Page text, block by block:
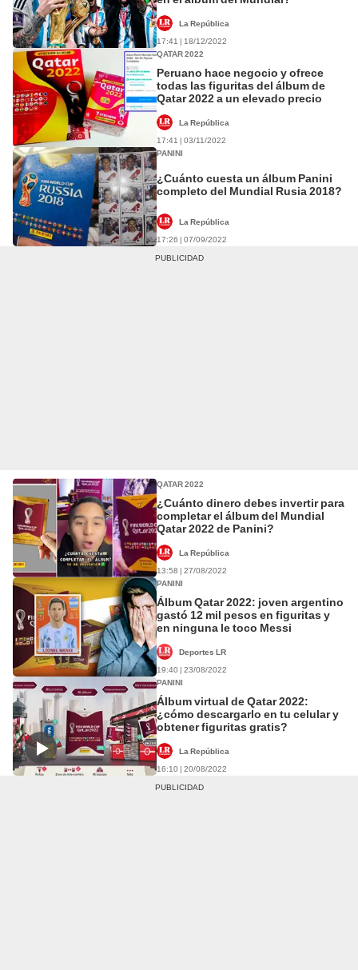
La República
17:41 | 18/12/2022
QATAR 2022
Peruano hace negocio y ofrece
todas las figuritas del álbum de
Qatar 2022 a un elevado precio
La República
17:41 | 03/11/2022
PANINI
¿Cuánto cuesta un álbum Panini
completo del Mundial Rusia 2018?
La República
17:26 | 07/09/2022
QATAR 2022
¿Cuánto dinero debes invertir para
completar el álbum del Mundial
Qatar 2022 de Panini?
La República
13:58 | 27/08/2022
PANINI
Álbum Qatar 2022: joven argentino
gastó 12 mil pesos en figuritas y
en ninguna le toco Messi
Deportes LR
19:40 | 23/08/2022
PANINI
Álbum virtual de Qatar 2022:
¿cómo descargarlo en tu celular y
obtener figuritas gratis?
La República
16:10 | 20/08/2022